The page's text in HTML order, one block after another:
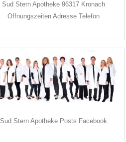
Sud Stern Apotheke 96317 Kronach
Offnungszeiten Adresse Telefon
Sud Stern Apotheke Posts Facebook